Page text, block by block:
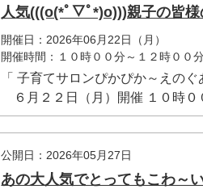
人気(((o(*ﾟ▽ﾟ*)o)))親子の皆
開催日：2026年06月22日（月）
開催時間：１０時００分～１２時００
「 子育てサロンぴかぴか～えのぐ
６月２２日（月）開催 １０時
公開日：2026年05月27日
あの大人気でとってもこわ～